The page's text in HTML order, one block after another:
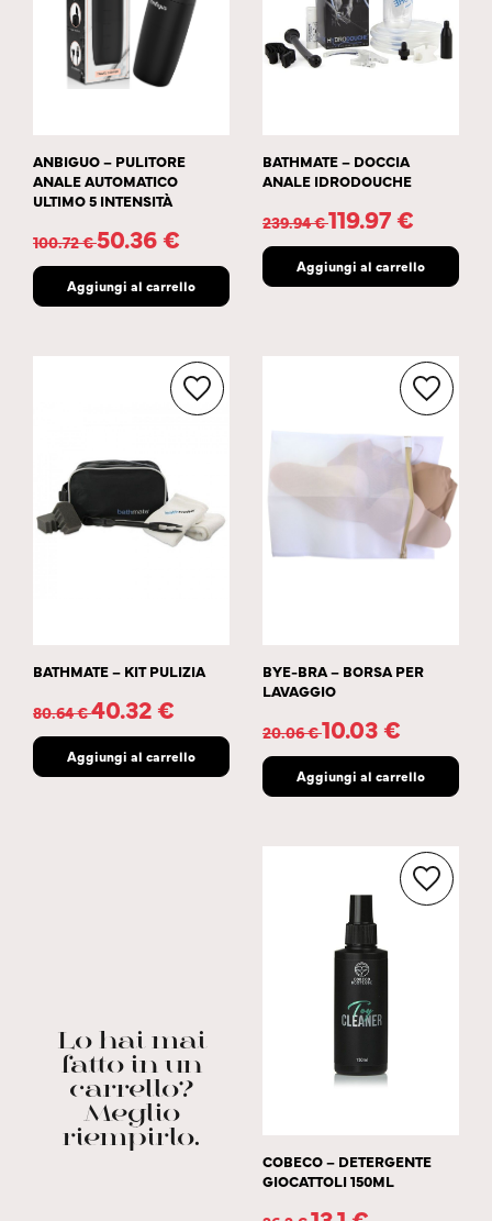
ANBIGUO – PULITORE
ANALE AUTOMATICO
ULTIMO 5 INTENSITÀ
100.72€50.36€
Aggiungi al carrello
BATHMATE – DOCCIA
ANALE IDRODOUCHE
239.94€119.97€
Aggiungi al carrello
BATHMATE – KIT PULIZIA
80.64€40.32€
Aggiungi al carrello
BYE-BRA – BORSA PER
LAVAGGIO
20.06€10.03€
Aggiungi al carrello
Lo hai mai
fatto in un
carrello?
Meglio
riempirlo.
COBECO – DETERGENTE
GIOCATTOLI 150ML